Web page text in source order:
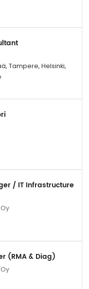
Tampere, Helsinki,
/ IT Infrastructure
(RMA & Diag)